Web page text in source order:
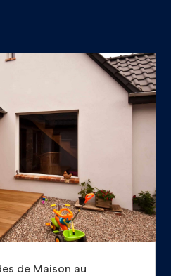
de Maison au